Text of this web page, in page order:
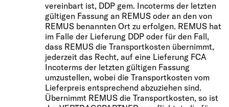
vereinbart ist, DDP gem. Incoterms der letzten
gültigen Fassung an REMUS oder an den von
REMUS benannten Ort zu erfolgen. REMUS hat
im Falle der Lieferung DDP oder für den Fall,
dass REMUS die Transportkosten übernimmt,
jederzeit das Recht, auf eine Lieferung FCA
Incoterms der letzten gültigen Fassung
umzustellen, wobei die Transportkosten vom
Lieferpreis entsprechend abzuziehen sind.
Übernimmt REMUS die Transportkosten, so ist